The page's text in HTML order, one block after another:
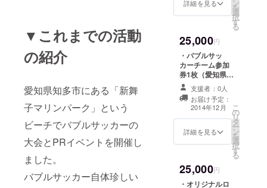
▼これまでの活動
の紹介
愛知県知多市にある「新舞
子マリンパーク」という
ビーチでバブルサッカーの
大会とPRイベントを開催し
ました。
バブルサッカー自体珍しい
データを5枚お送
者」として名前
掲載（記事2回）
詳細を見る ン
を
選
択
す
る
25,000円
・バブルサッ
カーチーム参加
券1枚（愛知県開
催のためプレゼ
ント可） ・オリ
ジナルボールペ
ン10本 ・お礼の
メッセージをお
送りします ・バ
真データを5枚お
Facebookペー
ジにて「協力
支援者：0人
お届け予定：
2014年12月
詳細を見る
こ
の
リ
タ
ー
ン
を
選
択
す
る
25,000円
・オリジナルロ